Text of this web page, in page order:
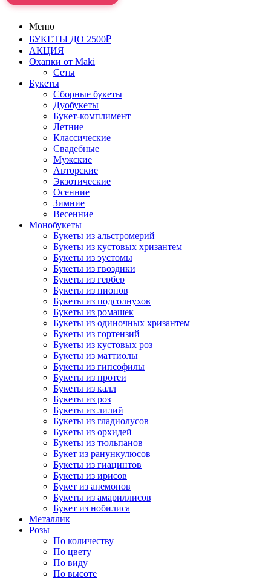
Меню
БУКЕТЫ ДО 2500₽
АКЦИЯ
Охапки от Maki
Сеты
Букеты
Сборные букеты
Дуобукеты
Букет-комплимент
Летние
Классические
Свадебные
Мужские
Авторские
Экзотические
Осенние
Зимние
Весенние
Монобукеты
Букеты из альстромерий
Букеты из кустовых хризантем
Букеты из эустомы
Букеты из гвоздики
Букеты из гербер
Букеты из пионов
Букеты из подсолнухов
Букеты из ромашек
Букеты из одиночных хризантем
Букеты из гортензий
Букеты из кустовых роз
Букеты из маттиолы
Букеты из гипсофилы
Букеты из протеи
Букеты из калл
Букеты из роз
Букеты из лилий
Букеты из гладиолусов
Букеты из орхидей
Букеты из тюльпанов
Букет из ранункулюсов
Букеты из гиацинтов
Букеты из ирисов
Букет из анемонов
Букеты из амариллисов
Букет из нобилиса
Металлик
Розы
По количеству
По цвету
По виду
По высоте